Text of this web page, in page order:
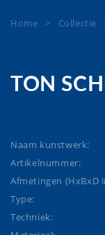
Home > Collectie
TON
Naam kunstwerk:
Artikelnummer:
Afmetingen (HxBxD
Type:
Techniek: